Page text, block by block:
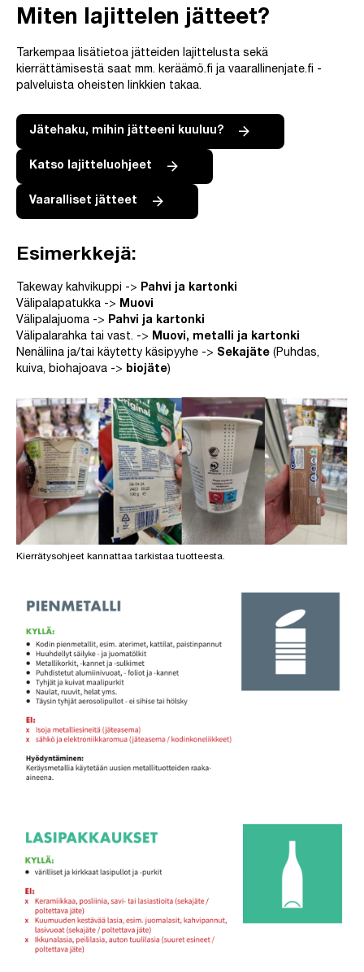
Miten lajittelen jätteet?
Tarkempaa lisätietoa jätteiden lajittelusta sekä
kierrättämisestä saat mm. keräämö.fi ja vaarallinenjate.fi -
palveluista oheisten linkkien takaa.
Jätehaku, mihin jätteeni kuuluu?
Katso lajitteluohjeet
Vaaralliset jätteet
Esimerkkejä:
Takeway kahvikuppi -> Pahvi ja kartonki
Välipalapatukka -> Muovi
Välipalajuoma -> Pahvi ja kartonki
Välipalarahka tai vast. -> Muovi, metalli ja kartonki
Nenäliina ja/tai käytetty käsipyyhe -> Sekajäte (Puhdas,
kuiva, biohajoava -> biojäte)
Kierrätysohjeet kannattaa tarkistaa tuotteesta.